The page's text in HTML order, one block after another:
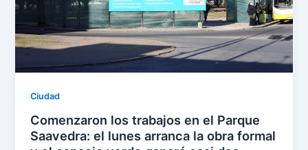
Ciudad
Comenzaron los trabajos en el Parque
Saavedra: el lunes arranca la obra formal